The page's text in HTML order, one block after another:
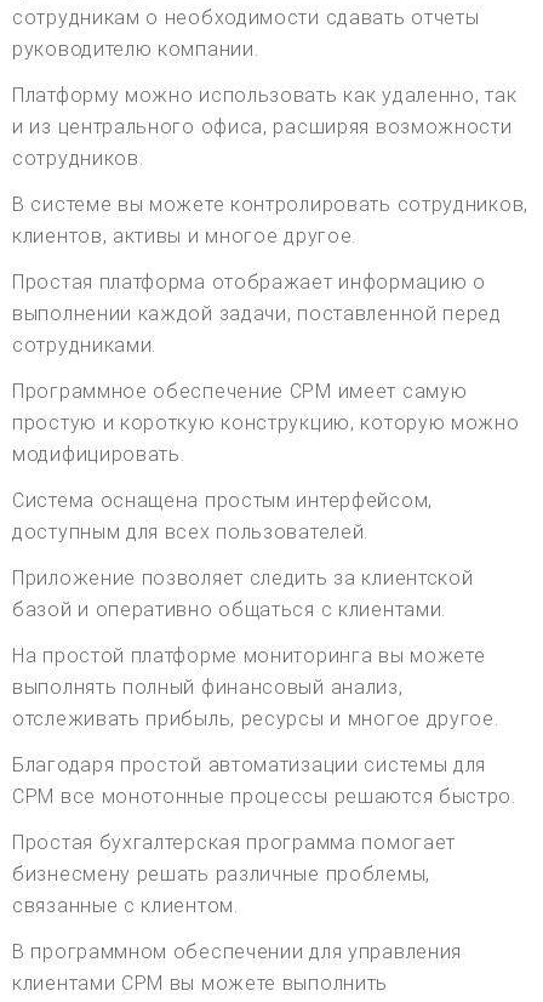
сотрудникам о необходимости сдавать отчеты
руководителю компании.
Платформу можно использовать как удаленно, так
и из центрального офиса, расширяя возможности
сотрудников.
В системе вы можете контролировать сотрудников,
клиентов, активы и многое другое.
Простая платформа отображает информацию о
выполнении каждой задачи, поставленной перед
сотрудниками.
Программное обеспечение CPM имеет самую
простую и короткую конструкцию, которую можно
модифицировать.
Система оснащена простым интерфейсом,
доступным для всех пользователей.
Приложение позволяет следить за клиентской
базой и оперативно общаться с клиентами.
На простой платформе мониторинга вы можете
выполнять полный финансовый анализ,
отслеживать прибыль, ресурсы и многое другое.
Благодаря простой автоматизации системы для
СРМ все монотонные процессы решаются быстро.
Простая бухгалтерская программа помогает
бизнесмену решать различные проблемы,
связанные с клиентом.
В программном обеспечении для управления
клиентами CPM вы можете выполнить